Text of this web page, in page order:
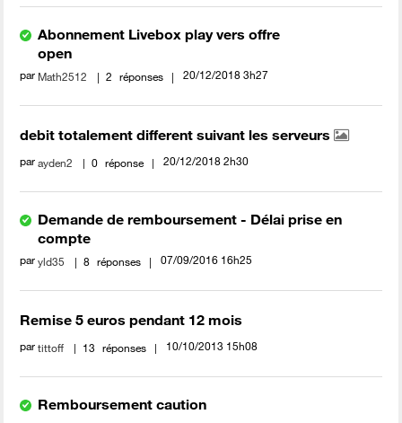
Abonnement Livebox play vers offre
open
par Math2512 2 réponses ‎20/12/2018 3h27
debit totalement different suivant les serveurs
parayden2 0 réponse ‎20/12/2018 2h30
Demande de remboursement - Délai prise en
compte
paryld35 8 réponses ‎07/09/2016 16h25
Remise 5 euros pendant 12 mois
partittoff 13 réponses ‎10/10/2013 15h08
Remboursement caution